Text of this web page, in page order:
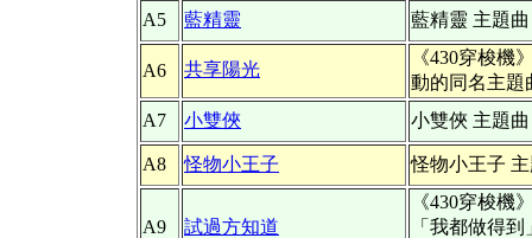
A5 藍精靈 藍精靈 主題曲
A6 共享陽光
《430穿梭機
動的同名主題
A7
小雙俠 小雙俠 主題曲
A8 怪物小王子 怪物小王子
A9 試過方知道
《430穿梭機
「我都做得